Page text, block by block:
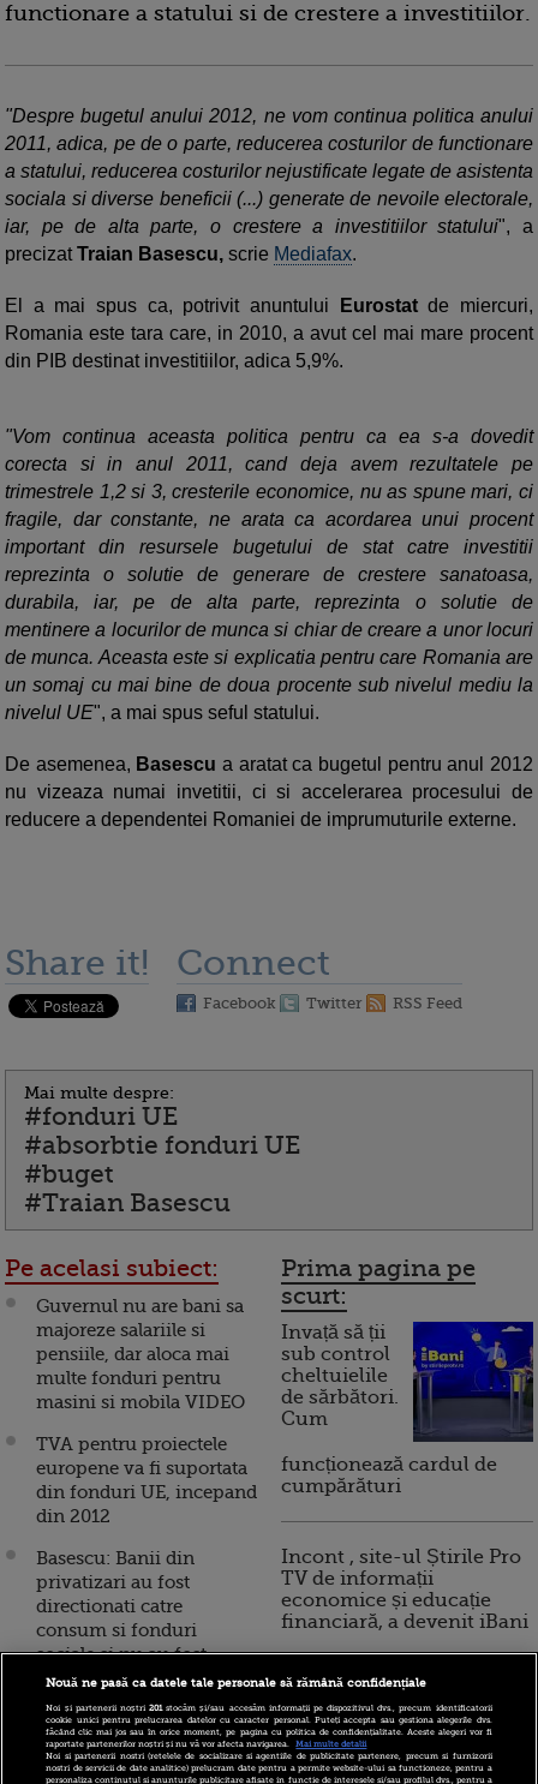
functionare a statului si de crestere a investitiilor.
"Despre bugetul anului 2012, ne vom continua politica anului
2011, adica, pe de o parte, reducerea costurilor de functionare
a statului, reducerea costurilor nejustificate legate de asistenta
sociala si diverse beneficii (...) generate de nevoile electorale,
iar, pe de alta parte, o crestere a investitiilor statului", a
precizatTraian Basescu, scrie Mediafax.
El a mai spus ca, potrivit anuntului Eurostatde miercuri,
Romania este tara care, in 2010, a avut cel mai mare procent
din PIB destinat investitiilor, adica 5,9%.
"Vom continua aceasta politica pentru ca ea s-a dovedit
corecta si in anul 2011, cand deja avem rezultatele pe
trimestrele 1,2 si 3, cresterile economice, nu as spune mari, ci
fragile, dar constante, ne arata ca acordarea unui procent
important din resursele bugetului de stat catre investitii
reprezinta o solutie de generare de crestere sanatoasa,
durabila, iar, pe de alta parte, reprezinta o solutie de
mentinere a locurilor de munca si chiar de creare a unor locuri
de munca. Aceasta este si explicatia pentru care Romania are
un somaj cu mai bine de doua procente sub nivelul mediu la
nivelul UE", a mai spus seful statului.
De asemenea, Basescu a aratat ca bugetul pentru anul 2012
nu vizeaza numai invetitii, ci si accelerarea procesului de
reducere a dependentei Romaniei de imprumuturile externe.
Share it! Connect
Facebook Twitter RSS Feed
Mai multe despre:
#fonduri UE
#absorbtie fonduri UE
#buget
#Traian Basescu
Pe acelasi subiect:
Guvernul nu are bani sa
majoreze salariile si
pensiile, dar aloca mai
multe fonduri pentru
masini si mobila VIDEO
TVA pentru proiectele
europene va fi suportata
din fonduri UE, incepand
din 2012
Basescu: Banii din
privatizari au fost
directionati catre
consum si fonduri
sociale si nu au fost
folositi pentru kilometri
de autostrada
Tara care atrage cu
succes fonduri europene.
Prima pagina pe
scurt:
Invață să ții
sub control
cheltuielile
de sărbători.
Cum
funcționează cardul de
cumpărături
Incont , site-ul Știrile Pro
TV de informații
economice și educație
financiară, a devenit iBani
10 reguli pentru decizii
financiare inteligente
Nouă ne pasă ca datele tale personale să rămână confidențiale
Noi și partenerii noștri201stocăm și/sau accesăm informații pe dispozitivul dvs., precum identificatorii
cookie unici pentru prelucrarea datelor cu caracter personal. Puteți accepta sau gestiona alegerile dvs.
făcând clic mai jos sau în orice moment, pe pagina cu politica de confidențialitate. Aceste alegeri vor fi
raportate partenerilor noștri și nu vă vor afecta navigarea.
Mai multe detalii
Noi si partenerii nostri (retelele de socializare si agentiile de publicitate partenere, precum si furnizorii
nostri de servicii de date analitice) prelucram date pentru a permite website-ului sa functioneze, pentru a
personaliza continutul si anunturile publicitare afisate in functie de interesele si/sau profilul dvs., pentru a